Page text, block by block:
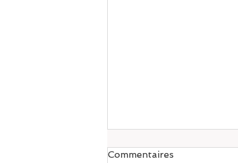
Commentaires